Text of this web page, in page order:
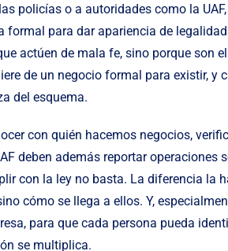
policías o a autoridades como la
para dar apariencia de
actúen de mala fe, sino porque son
de un negocio formal para existir, y
del esquema.
con quién hacemos negocios,
deben además reportar operaciones
con la ley no basta. La diferencia la
cómo se llega a ellos. Y,
para que cada persona pueda
se multiplica.